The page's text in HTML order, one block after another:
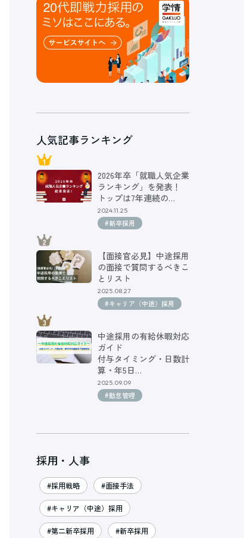
人気記事ランキング
2026年卒「就職人気企業
ランキング」を発表！
トップは7年連続の…
2024.11.25
#新卒採用
【面接官必見】中途採用
の面接で質問するべきこ
とリスト
2025.08.27
#キャリア（中途）採用
中途採用の有給休暇対応
ガイド
付与タイミング・日数計
算・年5日…
2025.09.09
#勤怠管理
採用・人事
#採用戦略 #面接手法
#キャリア（中途）採用
#第二新卒採用 #新卒採用